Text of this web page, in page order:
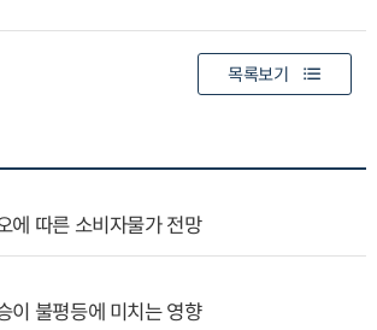
목록보기
에 따른 소비자물가 전망
이 불평등에 미치는 영향